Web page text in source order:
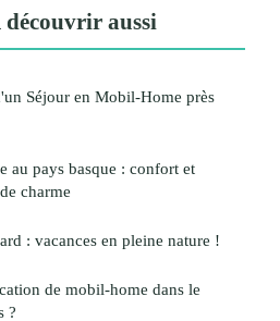
aussi
Séjour en Mobil-Home près
au pays basque : confort et
charme
: vacances en pleine nature !
de mobil-home dans le
?